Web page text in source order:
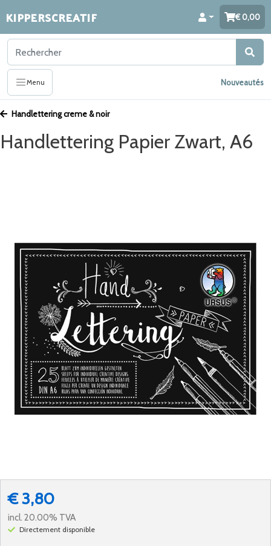
KIPPERSCREATIF 0,00
Menu Nouveautés
Handlettering creme & noir
Handlettering Papier Zwart, A6
€ 3,80
incl. 20.00% TVA
Directement disponible